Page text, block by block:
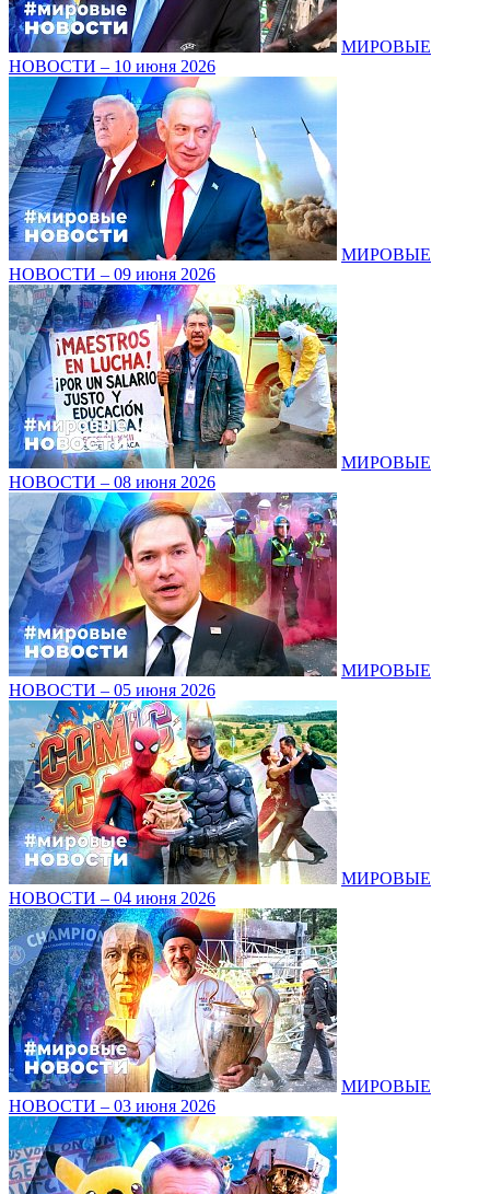
МИРОВЫЕ
НОВОСТИ – 10 июня 2026
МИРОВЫЕ
НОВОСТИ – 09 июня 2026
МИРОВЫЕ
НОВОСТИ – 08 июня 2026
МИРОВЫЕ
НОВОСТИ – 05 июня 2026
МИРОВЫЕ
НОВОСТИ – 04 июня 2026
МИРОВЫЕ
НОВОСТИ – 03 июня 2026